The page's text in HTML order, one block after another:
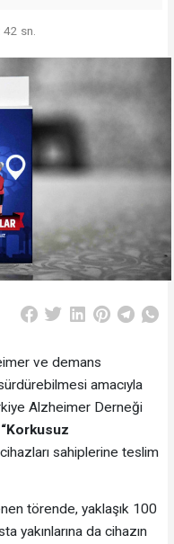
sn.
ve demans
amacıyla
Alzheimer Derneği
sahiplerine teslim
törende, yaklaşık 100
yakınlarına da cihazın